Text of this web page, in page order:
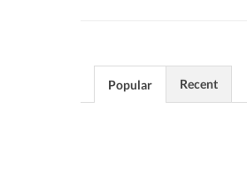
Popular Recent